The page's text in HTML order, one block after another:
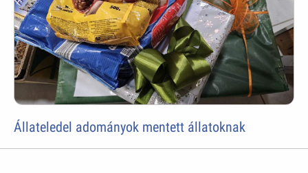
Állateledel adományok mentett állatoknak